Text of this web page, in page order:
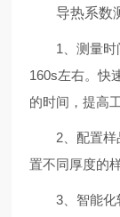
导热系数
1、测量时
160s左右。快
的时间，提高
2、配置样品
置不同厚度的样
3、智能化软